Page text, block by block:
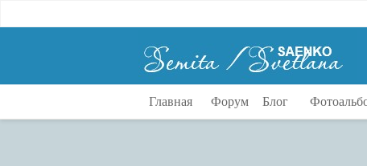
Главная Форум Блог